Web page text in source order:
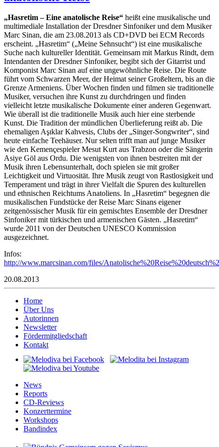
„Hasretim – Eine anatolische Reise“ heißt eine musikalische und
multimediale Installation der Dresdner Sinfoniker und dem Musiker
Marc Sinan, die am 23.08.2013 als CD+DVD bei ECM Records
erscheint. „Hasretim“ („Meine Sehnsucht“) ist eine musikalische
Suche nach kultureller Identität. Gemeinsam mit Markus Rindt, dem
Intendanten der Dresdner Sinfoniker, begibt sich der Gitarrist und
Komponist Marc Sinan auf eine ungewöhnliche Reise. Die Route
führt vom Schwarzen Meer, der Heimat seiner Großeltern, bis an die
Grenze Armeniens. Über Wochen finden und filmen sie traditionelle
Musiker, versuchen ihre Kunst zu durchdringen und finden
vielleicht letzte musikalische Dokumente einer anderen Gegenwart.
Wie überall ist die traditionelle Musik auch hier eine sterbende
Kunst. Die Tradition der mündlichen Überlieferung reißt ab. Die
ehemaligen Aşıklar Kahvesis, Clubs der „Singer-Songwriter“, sind
heute einfache Teehäuser. Nur selten trifft man auf junge Musiker
wie den Kemençespieler Mesut Kurt aus Trabzon oder die Sängerin
Asiye Göl aus Ordu. Die wenigsten von ihnen bestreiten mit der
Musik ihren Lebensunterhalt, doch spielen sie mit großer
Leichtigkeit und Virtuosität. Ihre Musik zeugt von Rastlosigkeit und
Temperament und trägt in ihrer Vielfalt die Spuren des kulturellen
und ethnischen Reichtums Anatoliens. In „Hasretim“ begegnen die
musikalischen Fundstücke der Reise Marc Sinans eigener
zeitgenössischer Musik für ein gemischtes Ensemble der Dresdner
Sinfoniker mit türkischen und armenischen Gästen. „Hasretim“
wurde 2011 von der Deutschen UNESCO Kommission
ausgezeichnet.
Infos:
http://www.marcsinan.com/files/
20.08.2013
Home
Über Uns
Autorinnen
Newsletter
Fördermitgliedschaft
Kontakt
News
Reports
CD-Reviews
Konzerttermine
Workshops
Bandindex